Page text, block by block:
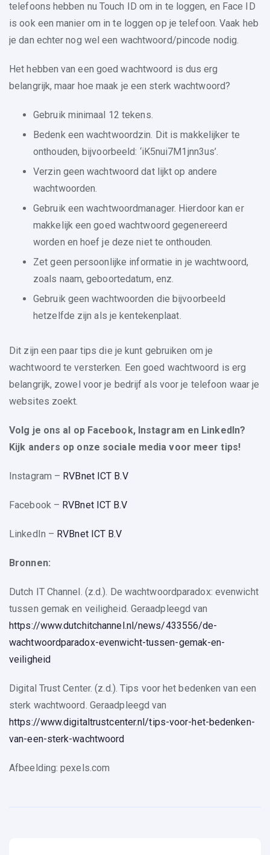
telefoons hebben nu Touch ID om in te loggen, en Face ID
is ook een manier om in te loggen op je telefoon. Vaak heb
je dan echter nog wel een wachtwoord/pincode nodig.
Het hebben van een goed wachtwoord is dus erg
belangrijk, maar hoe maak je een sterk wachtwoord?
Gebruik minimaal 12 tekens.
Bedenk een wachtwoordzin. Dit is makkelijker te
onthouden, bijvoorbeeld: ‘iK5nui7M1jnn3us’.
Verzin geen wachtwoord dat lijkt op andere
wachtwoorden.
Gebruik een wachtwoordmanager. Hierdoor kan er
makkelijk een goed wachtwoord gegenereerd
worden en hoef je deze niet te onthouden.
Zet geen persoonlijke informatie in je wachtwoord,
zoals naam, geboortedatum, enz.
Gebruik geen wachtwoorden die bijvoorbeeld
hetzelfde zijn als je kentekenplaat.
Dit zijn een paar tips die je kunt gebruiken om je
wachtwoord te versterken. Een goed wachtwoord is erg
belangrijk, zowel voor je bedrijf als voor je telefoon waar je
websites zoekt.
Volg je ons al op Facebook, Instagram en LinkedIn?
Kijk anders op onze sociale media voor meer tips!
Instagram – RVBnet ICT B.V
Facebook – RVBnet ICT B.V
LinkedIn – RVBnet ICT B.V
Bronnen:
Dutch IT Channel. (z.d.). De wachtwoordparadox: evenwicht
tussen gemak en veiligheid. Geraadpleegd van
https://www.dutchitchannel.nl/news/433556/de-
wachtwoordparadox-evenwicht-tussen-gemak-en-
veiligheid
Digital Trust Center. (z.d.). Tips voor het bedenken van een
sterk wachtwoord. Geraadpleegd van
https://www.digitaltrustcenter.nl/tips-voor-het-bedenken-
van-een-sterk-wachtwoord
Afbeelding: pexels.com